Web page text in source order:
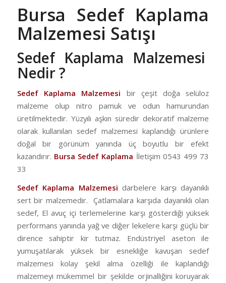
Bursa Sedef Kaplama
Malzemesi Satışı
Sedef Kaplama Malzemesi
Nedir ?
Sedef Kaplama Malzemesi bir çeşit doğa selüloz
malzeme olup nitro pamuk ve odun hamurundan
üretilmektedir. Yüzyılı aşkın süredir dekoratif malzeme
olarak kullanılan sedef malzemesi kaplandığı ürünlere
doğal bir görünüm yanında üç boyutlu bir efekt
kazandırır. Bursa Sedef Kaplama İletişim 0543 499 73
33
Sedef Kaplama Malzemesi darbelere karşı dayanıklı
sert bir malzemedir. Çatlamalara karşıda dayanıklı olan
sedef, El avuç içi terlemelerine karşı gösterdiği yüksek
performans yanında yağ ve diğer lekelere karşı güçlü bir
dirence sahiptir kir tutmaz. Endüstriyel aseton ile
yumuşatılarak yüksek bir esnekliğe kavuşan sedef
malzemesi kolay şekil alma özelliği ile kaplandığı
malzemeyi mükemmel bir şekilde orjinalliğini koruyarak